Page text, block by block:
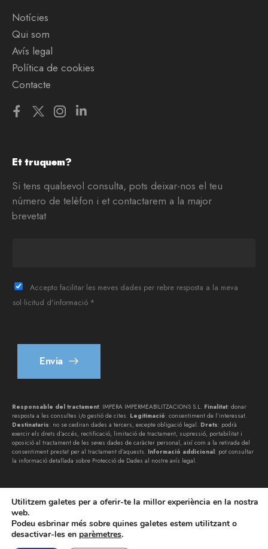
Notícies
Qui som
Avís legal
Política de cookies
Contacte
Et truquem?
Si tens qualsevol consulta, pots deixar-nos el teu
número de telèfon i et contactarem a la major
brevetat
è
Accepto facilitar les meves dades per rebre resposta a la meva
sol·licitud d'informació *
Envia
Responsable del tractament: IMPERA IMPERMEABILITZACIONS S.L. Finalitat: donar
resposta a les consultes i/o gestió de cites. Legitimació: consentiment de l’interessat.
Destinataris: no se cediran dades a tercers, excepte obligació legal. Drets: podrà
exercir els drets d’accés, rectificació, limitació de tractament, supressió, portabilitat i
oposició al tractament de les seves dades de caràcter personal, així com a la retirada del
consentiment prestat per al tractament d’aquests. Informació addicional: pot consultar
la informació detallada sobre Protecció de Dades al nostre avís legal.
Utilitzem galetes per a oferir-te la millor experiència en la nostra
web.
Podeu esbrinar més sobre quines galetes estem utilitzant o
desactivar-les en parèmetres.